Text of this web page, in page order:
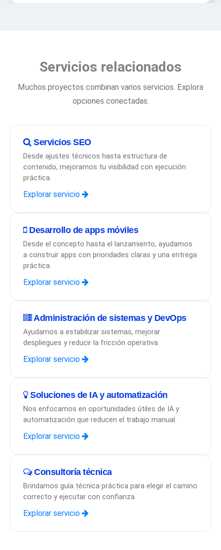
Servicios relacionados
Muchos proyectos combinan varios servicios. Explora
opciones conectadas.
Servicios SEO
Desde ajustes técnicos hasta estructura de
contenido, mejoramos tu visibilidad con ejecución
práctica.
Explorar servicio
Desarrollo de apps móviles
Desde el concepto hasta el lanzamiento, ayudamos
a construir apps con prioridades claras y una entrega
práctica.
Explorar servicio
Administración de sistemas y DevOps
Ayudamos a estabilizar sistemas, mejorar
despliegues y reducir la fricción operativa.
Explorar servicio
Soluciones de IA y automatización
Nos enfocamos en oportunidades útiles de IA y
automatización que reducen el trabajo manual.
Explorar servicio
Consultoría técnica
Brindamos guía técnica práctica para elegir el camino
correcto y ejecutar con confianza.
Explorar servicio